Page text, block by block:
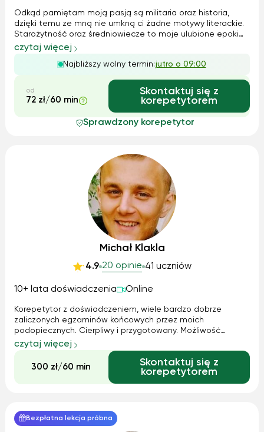
Odkąd pamiętam moją pasją są militaria oraz historia,
dzięki temu ze mną nie umkną ci żadne motywy literackie.
Starożytność oraz średniowiecze to moje ulubione epoki
literackie i mogłabym o nich opowiadać w nieskończoność.
Bardzo dobrze rozumiem problem młodzieży związany z
niektórymi lekturami i ...
czytaj więcej
Najbliższy wolny termin:jutro o 09:00
od
72 zł/60 min
Skontaktuj się z
korepetytorem
Sprawdzony korepetytor
Michał Klakla
4.9 20 opinie 41 uczniów
10+ lata doświadczenia Online
Korepetytor z doświadczeniem, wiele bardzo dobrze
zaliczonych egzaminów końcowych przez moich
podopiecznych. Cierpliwy i przygotowany. Możliwość
tworzenia grup. Prowadzę nie tylko licealistów, ale też
szkoły podstawowe z nową podstawą programową.
Wiedza to potęgi klucz, więc razem wejdźmy do świata ...
czytaj więcej
300 zł/60 min
Skontaktuj się z
korepetytorem
Bezpłatna lekcja próbna